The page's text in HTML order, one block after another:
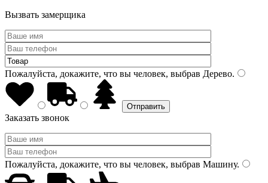
Вызвать замерщика
Пожалуйста, докажите, что вы человек, выбрав Дерево.
Заказать звонок
Пожалуйста, докажите, что вы человек, выбрав Машину.